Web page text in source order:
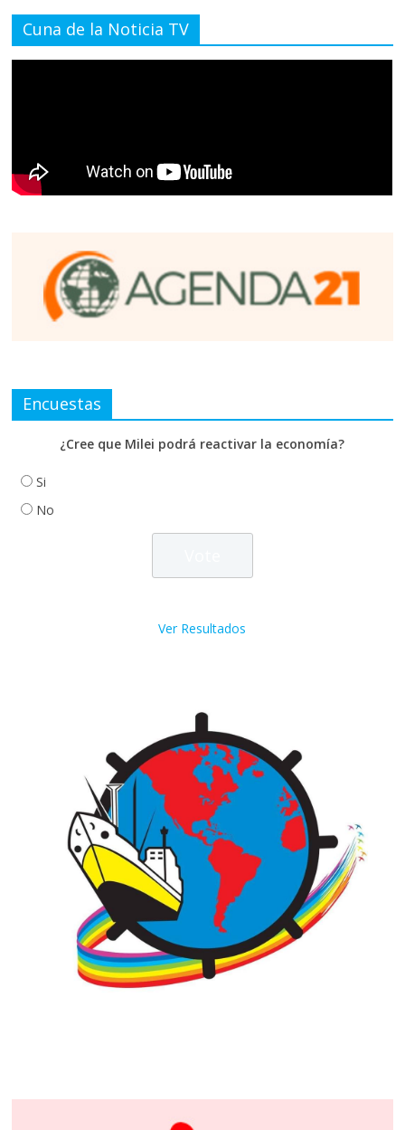
Cuna de la Noticia TV
Encuestas
¿Cree que Milei podrá reactivar la economía?
Si
No
Ver Resultados